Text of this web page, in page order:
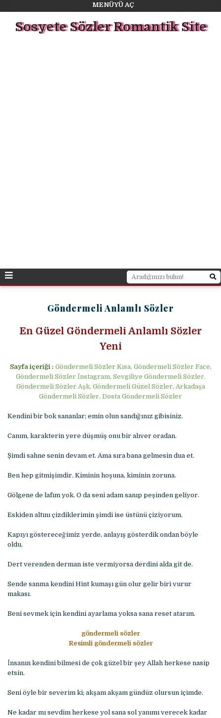
MENÜYÜ AÇ
Sosyete Sözler Romantik Site
Göndermeli Anlamlı Sözler
En Güzel Göndermeli Anlamlı Sözler
Yeni
Sayfa içeriği : Göndermeli Sözler Kısa, Göndermeli Sözler Face,
Göndermeli Sözler İnstagram, Sevgiliye Göndermeli Sözler,
Göndermeli Sözler Aşk, Göndermeli Güzel Sözler, Arkadaşa
Göndermeli Sözler, Dosta Göndermeli Sözler
Kendini bir bok sananlar; emin olun sandığınız gibisiniz.
Canım, karakterin yere düşmüş onu bir alıver oradan.
Şimdi sahne senin devam et. Ama sıra bana gelmesin dua et.
Ben hep gitmişimdir. Kiminin hoşuna, kiminin zoruna.
Gölgene de lafım yok. O da seni adam sanıp peşinden geliyor.
Eskiden altını çizdiklerimin şimdi ise üstünü çiziyorum.
Kapıyı göstereceğimiz yerde, anlayış gösterdik ondan böyle
oldu.
Dert verenden derman iste vermiyorsa derdini alda git de.
Sende sanma kendini Hint kumaşı gün olur gelir biri vurur
makası.
Beni sevmek için kendini ayarlama yoksa sana reset atarım.
göndermeli sözler
Resimli göndermeli sözler
İnsanın kendini bilmesi de çok güzel bir şey Allah herkese nasip
etsin.
Seni öyle bir severim ki; akşam akşam gündüz olursun içimde.
Ne kadar mı sevdim herkese yol sana sol yanımı verecek kadar